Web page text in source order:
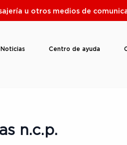
u otros medios de
Noticias Centro de ayuda
n.c.p.